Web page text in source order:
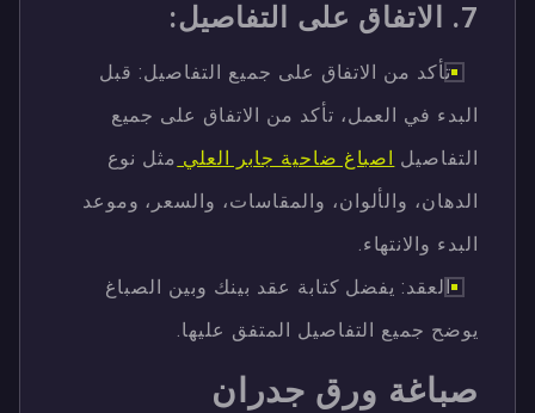
7. الاتفاق على التفاصيل:
تأكد من الاتفاق على جميع التفاصيل: قبل
البدء في العمل، تأكد من الاتفاق على جميع
التفاصيل اصباغ ضاحية جابر العلي مثل نوع
الدهان، والألوان، والمقاسات، والسعر، وموعد
البدء والانتهاء.
العقد: يفضل كتابة عقد بينك وبين الصباغ
يوضح جميع التفاصيل المتفق عليها.
صباغة ورق جدران